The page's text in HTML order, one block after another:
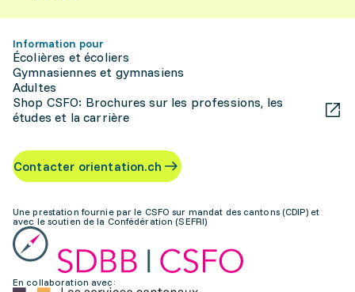
Information pour
Écolières et écoliers
Gymnasiennes et gymnasiens
Adultes
Shop CSFO: Brochures sur les professions, les
études et la carrière
Contacter orientation.ch
Une prestation fournie par le CSFO sur mandat des cantons (CDIP) et
avec le soutien de la Confédération (SEFRI)
En collaboration avec: